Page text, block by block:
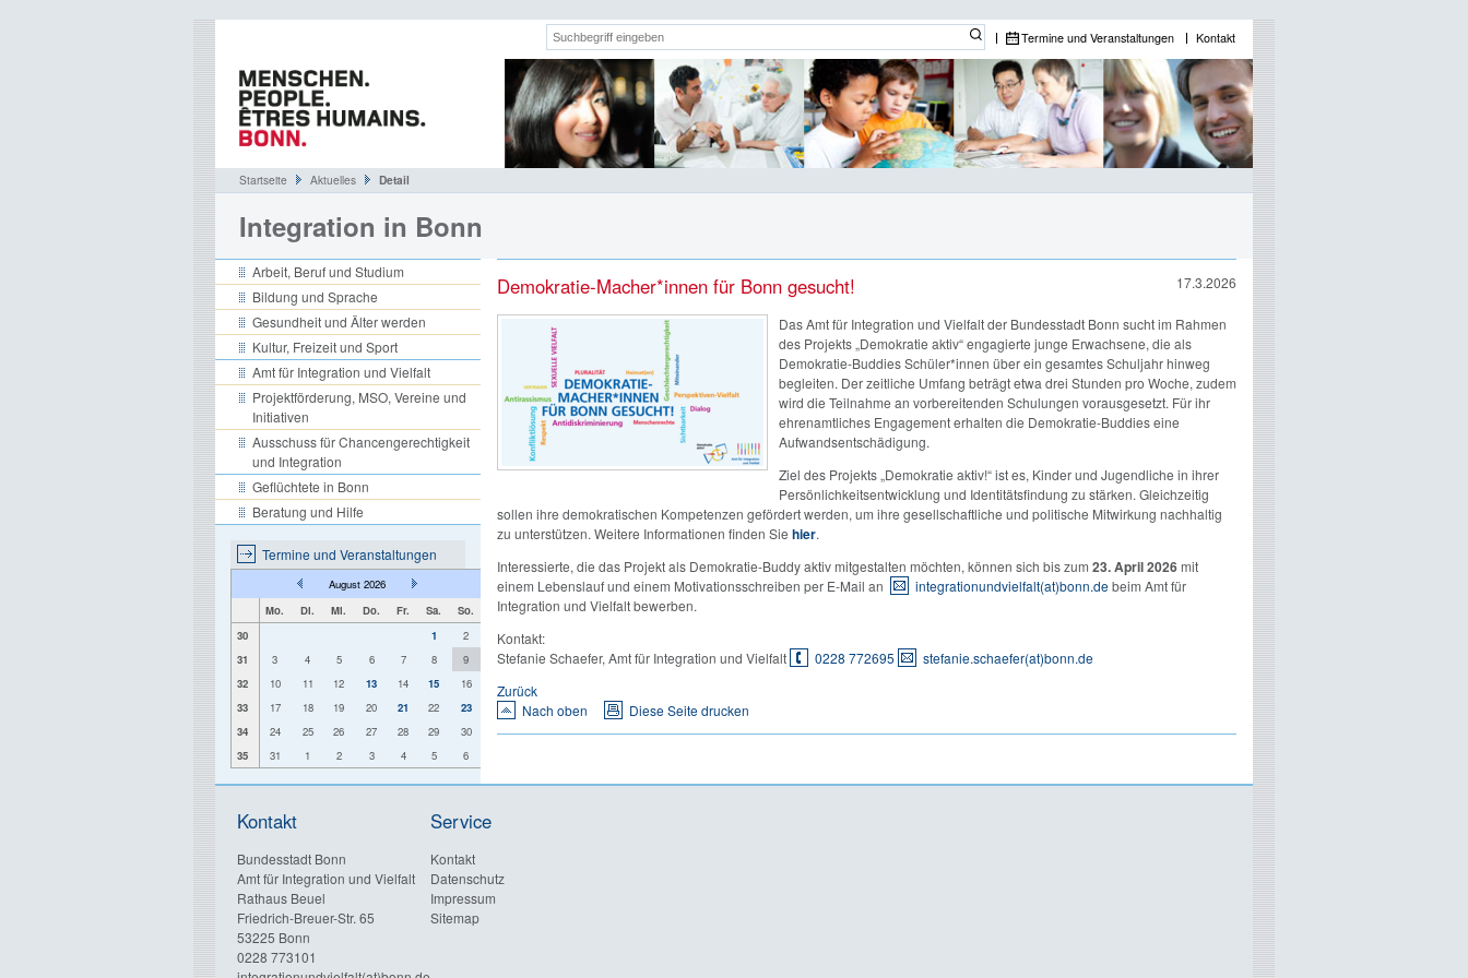
Suchwort: Termine und Veranstaltungen Kontakt
Startseite Aktuelles Detail
Integration in Bonn
Arbeit, Beruf und Studium
Bildung und Sprache
Gesundheit und Älter werden
Kultur, Freizeit und Sport
Amt für Integration und Vielfalt
Projektförderung, MSO, Vereine und
Initiativen
Ausschuss für Chancengerechtigkeit
und Integration
Geflüchtete in Bonn
Beratung und Hilfe
Termine und Veranstaltungen
August 2026
Mo.
Di. Mi. Do. Fr. Sa.
So.
30
1
2
31
3 4 5 6 7 8
9
32
10 11 12 13 14 15
16
33
17 18 19 20 21 22
23
34
24 25 26 27 28 29
30
35
31 1 2 3 4 5 6
17.3.2026
Demokratie-Macher*innen für Bonn gesucht!
Das Amt für Integration und Vielfalt der Bundesstadt Bonn sucht im Rahmen
des Projekts „Demokratie aktiv“ engagierte junge Erwachsene, die als
Demokratie-Buddies Schüler*innen über ein gesamtes Schuljahr hinweg
begleiten. Der zeitliche Umfang beträgt etwa drei Stunden pro Woche, zudem
wird die Teilnahme an vorbereitenden Schulungen vorausgesetzt. Für ihr
ehrenamtliches Engagement erhalten die Demokratie-Buddies eine
Aufwandsentschädigung.
Ziel des Projekts „Demokratie aktiv!“ ist es, Kinder und Jugendliche in ihrer
Persönlichkeitsentwicklung und Identitätsfindung zu stärken. Gleichzeitig
sollen ihre demokratischen Kompetenzen gefördert werden, um ihre gesellschaftliche und politische Mitwirkung nachhaltig
zu unterstützen. Weitere Informationen finden Sie hier.
Interessierte, die das Projekt als Demokratie-Buddy aktiv mitgestalten möchten, können sich bis zum 23. April 2026mit
einem Lebenslauf und einem Motivationsschreiben per E-Mail an
integrationundvielfalt(at)bonn.debeim Amt für
Integration und Vielfalt bewerben.
Kontakt:
Stefanie Schaefer, Amt für Integration und Vielfalt
0228 772695
stefanie.schaefer(at)bonn.de
Zurück
Nach oben
Diese Seite drucken
Kontakt
Bundesstadt Bonn
Amt für Integration und Vielfalt
Rathaus Beuel
Friedrich-Breuer-Str. 65
53225 Bonn
0228 773101
Service
Kontakt
Datenschutz
Impressum
Sitemap